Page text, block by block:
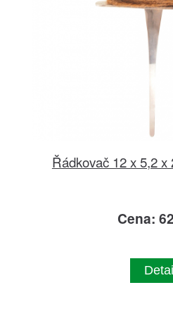
Řádkovač 12 x 5,2
Cena:
Detail